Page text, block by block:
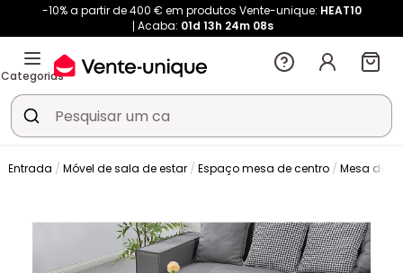
-10% a partir de 400 € em produtos Vente-unique: HEAT10
Acaba: 01d 13h 24m 08s
Categorias
Entrada Móvel de sala de estar Espaço mesa de centro Mesa de